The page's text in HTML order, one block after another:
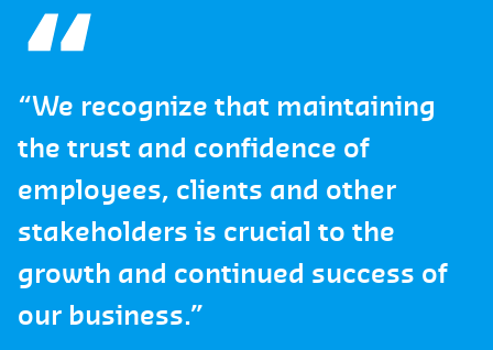
“We recognize that maintaining
the trust and confidence of
employees, clients and other
stakeholders is crucial to the
growth and continued success of
our business.”